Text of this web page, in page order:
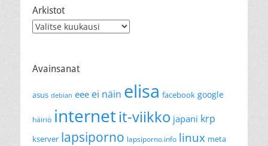
Arkistot
Arkistot
Avainsanat
asus debian eee ei näin elisa facebook google
häiriö internetit-viikko japani krp
kserver lapsiporno lapsiporno.info linux meta